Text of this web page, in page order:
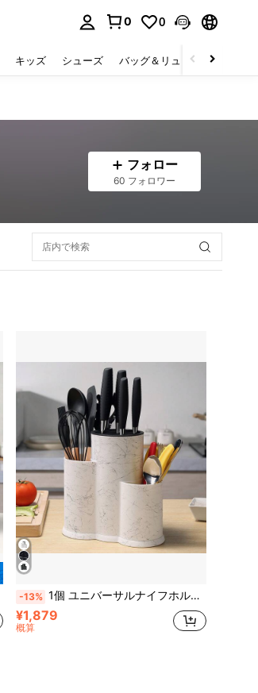
0 0
キッズ シューズ バッグ＆リュック
フォロー
60 フォロワー
-13% 1個 ユニバーサルナイフホルダー、3-in-1、ナイフラック、ナイフ収納、空のナイフスロット、大型キッチンツール、ブラックブラシ仕上げ多機能キッチンツールラック、ナイフ、箸などに対応 - スペースを有効活用するキッチンガジェット
¥1,879
概算